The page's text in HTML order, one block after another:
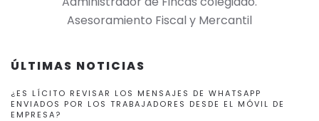
Asesoramiento Fiscal y Mercantil
ÚLTIMAS NOTICIAS
¿ES LÍCITO REVISAR LOS MENSAJES DE WHATSAPP
ENVIADOS POR LOS TRABAJADORES DESDE EL MÓVIL DE
EMPRESA?